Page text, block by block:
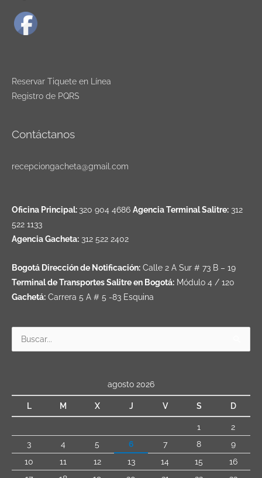
Reservar Tiquete en Línea
Registro de PQRS
Contáctanos
recepciongacheta@gmail.com
Oficina Principal: 320 904 4686 Agencia Terminal Salitre: 312
522 1133
Agencia Gacheta: 312 522 2402
Bogotá Dirección de Notificación: Calle 2 A Sur # 73 B – 19
Terminal de Transportes Salitre en Bogotá: Módulo 4 / 120
Gachetá: Carrera 5 A # 5 -83 Esquina
Buscar
agosto 2026
L M X J V S D
1
2
3
4 5 6 7 8
9
10
11 12 13 14 15
16